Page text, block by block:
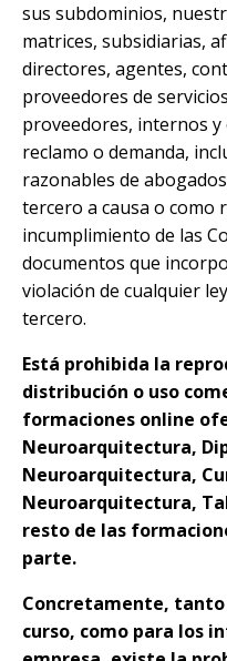
sus subdominios,
matrices, subsidiarias,
directores, agentes,
proveedores de
proveedores, internos y
reclamo o demanda,
razonables de
tercero a causa o como
incumplimiento de las
documentos que
violación de cualquier
tercero.
Está prohibida la
distribución o uso
formaciones online
Neuroarquitectura,
Neuroarquitectura,
Neuroarquitectura,
resto de las
parte.
Concretamente,
curso, como para los